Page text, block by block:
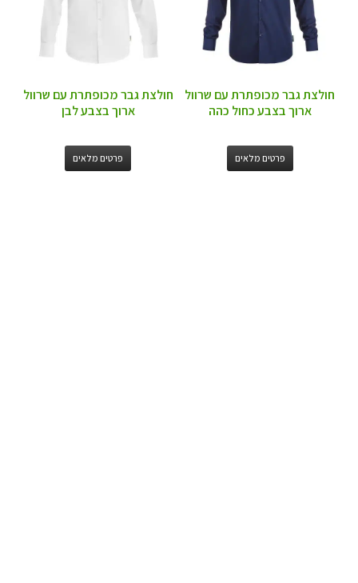
חולצת גבר מכופתרת עם שרוול
ארוך בצבע כחול כהה
פרטים מלאים
חולצת גבר מכופתרת עם שרוול
ארוך בצבע לבן
פרטים מלאים